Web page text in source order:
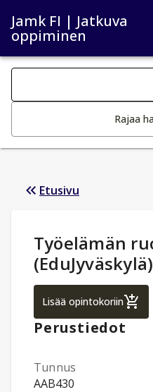
Jamk FI | Jatkuva
oppiminen
Haku
Rajaa
Etusivu
Opintotiedot:
Työelämän
(EduJyväskylä)
Lisää opintokoriin
Työelämän
Perustiedot
Tunnus
AAB430